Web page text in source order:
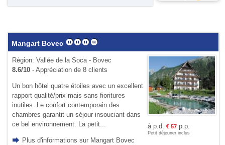
Mangart Bovec
Région: Vallée de la Soca - Bovec
8.6/10- Appréciation de 8 clients
Un bon hôtel quatre étoiles avec un excellent
rapport qualité/prix mais sans fioritures
inutiles. Le confort contemporain des
chambres garantit un séjour insouciant dans
ce bel environnement. La petit...
Plus d'informations sur Mangart Bovec
à p.d. € 57p.p.
Petit déjeuner inclus